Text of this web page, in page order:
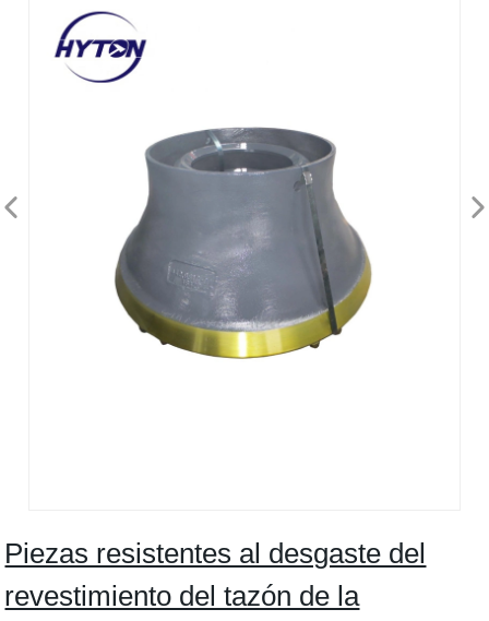
Piezas resistentes al desgaste del
revestimiento del tazón de la